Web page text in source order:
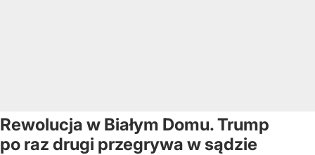
Rewolucja w Białym Domu. Trump
po raz drugi przegrywa w sądzie